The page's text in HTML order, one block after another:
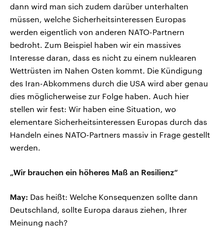
dann wird man sich zudem darüber unterhalten
müssen, welche Sicherheitsinteressen Europas
werden eigentlich von anderen NATO-Partnern
bedroht. Zum Beispiel haben wir ein massives
Interesse daran, dass es nicht zu einem nuklearen
Wettrüsten im Nahen Osten kommt. Die Kündigung
des Iran-Abkommens durch die USA wird aber genau
dies möglicherweise zur Folge haben. Auch hier
stellen wir fest: Wir haben eine Situation, wo
elementare Sicherheitsinteressen Europas durch das
Handeln eines NATO-Partners massiv in Frage gestellt
werden.
„Wir brauchen ein höheres Maß an Resilienz“
May: Das heißt: Welche Konsequenzen sollte dann
Deutschland, sollte Europa daraus ziehen, Ihrer
Meinung nach?